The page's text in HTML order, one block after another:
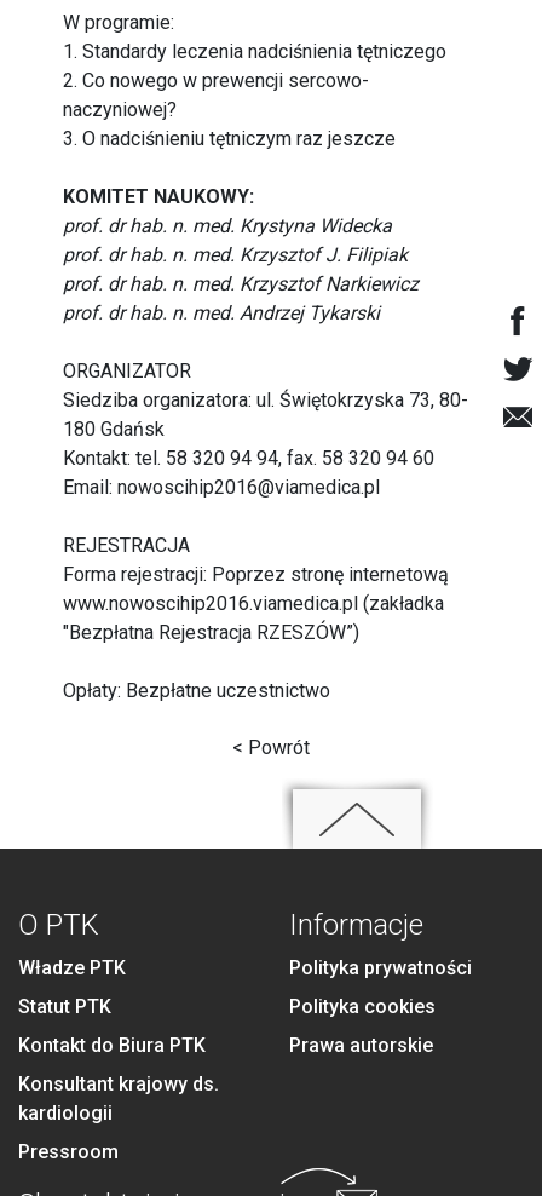
W programie:
1. Standardy leczenia nadciśnienia tętniczego
2. Co nowego w prewencji sercowo-
naczyniowej?
3. O nadciśnieniu tętniczym raz jeszcze
KOMITET NAUKOWY:
prof. dr hab. n. med. Krystyna Widecka
prof. dr hab. n. med. Krzysztof J. Filipiak
prof. dr hab. n. med. Krzysztof Narkiewicz
prof. dr hab. n. med. Andrzej Tykarski
ORGANIZATOR
Siedziba organizatora: ul. Świętokrzyska 73, 80-
180 Gdańsk
Kontakt: tel. 58 320 94 94, fax. 58 320 94 60
Email:nowoscihip2016@viamedica.pl
REJESTRACJA
Forma rejestracji: Poprzez stronę internetową
www.nowoscihip2016.viamedica.pl (zakładka
"Bezpłatna Rejestracja RZESZÓW”)
Opłaty: Bezpłatne uczestnictwo
< Powrót
O PTK
Władze PTK
Statut PTK
Kontakt do Biura PTK
Konsultant krajowy ds.
kardiologii
Pressroom
Informacje
Polityka prywatności
Polityka cookies
Prawa autorskie